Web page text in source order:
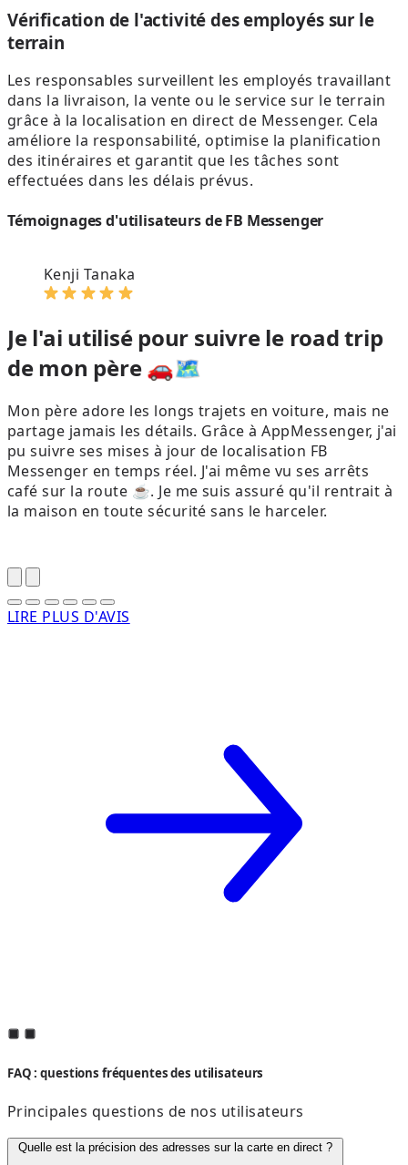
Vérification de l'activité des employés sur le
terrain
Les responsables surveillent les employés travaillant
dans la livraison, la vente ou le service sur le terrain
grâce à la localisation en direct de Messenger. Cela
améliore la responsabilité, optimise la planification
des itinéraires et garantit que les tâches sont
effectuées dans les délais prévus.
Témoignages d'utilisateurs de FB Messenger
Kenji Tanaka
Je l'ai utilisé pour suivre le road trip
de mon père 🚗🗺️
Mon père adore les longs trajets en voiture, mais ne
partage jamais les détails. Grâce à AppMessenger, j'ai
pu suivre ses mises à jour de localisation FB
Messenger en temps réel. J'ai même vu ses arrêts
café sur la route ☕. Je me suis assuré qu'il rentrait à
la maison en toute sécurité sans le harceler.
LIRE PLUS D'AVIS
FAQ : questions fréquentes des utilisateurs
Principales questions de nos utilisateurs
Quelle est la précision des adresses sur la carte en direct ?